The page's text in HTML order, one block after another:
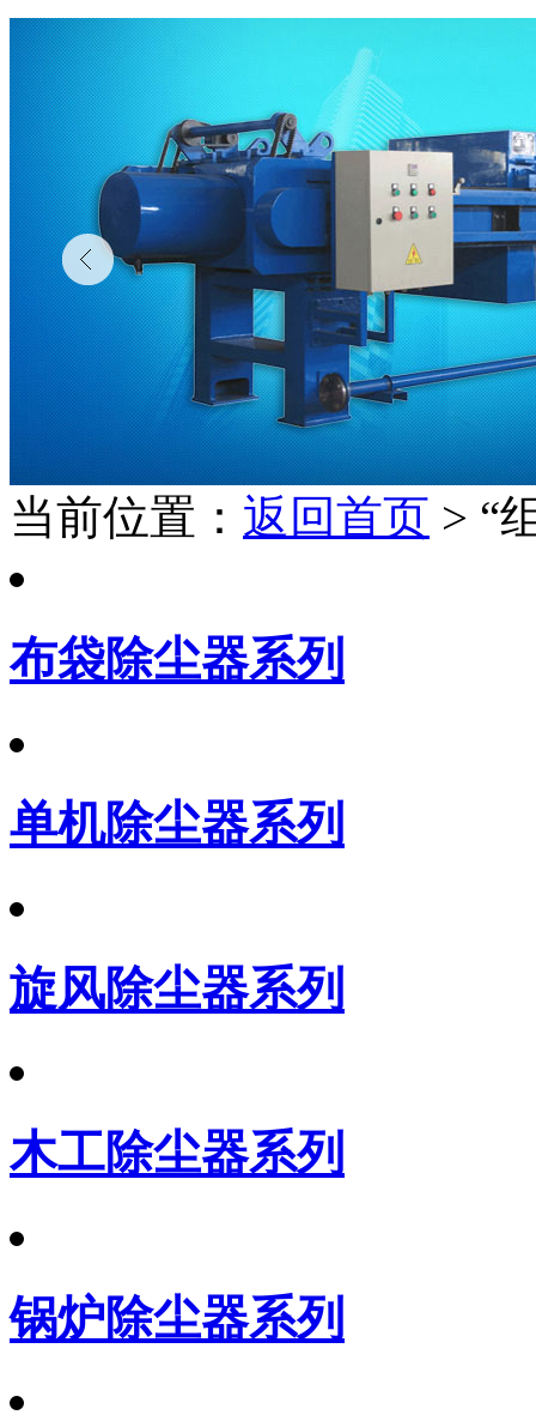
当前位置： 返回首页 > “
布袋除尘器系列
单机除尘器系列
旋风除尘器系列
木工除尘器系列
锅炉除尘器系列